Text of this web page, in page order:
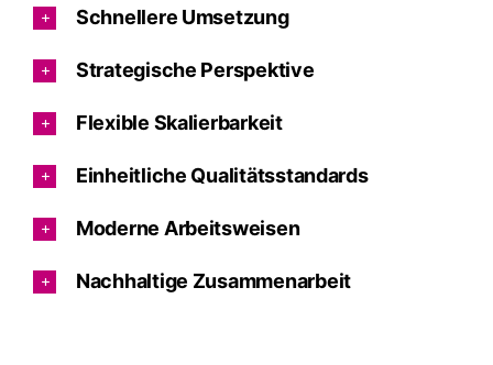
Schnellere Umsetzung
Strategische Perspektive
Flexible Skalierbarkeit
Einheitliche Qualitätsstandards
Moderne Arbeitsweisen
Nachhaltige Zusammenarbeit